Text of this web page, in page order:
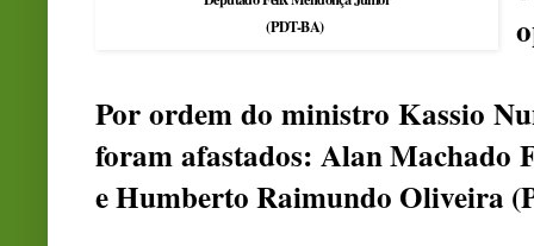
(PDT-BA)
Por ordem do ministro Kassio
foram afastados: Alan Machado
e Humberto Raimundo Oliveira